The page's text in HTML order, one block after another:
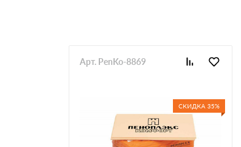
СКИДКА 35%
Арт. PenKo-8869